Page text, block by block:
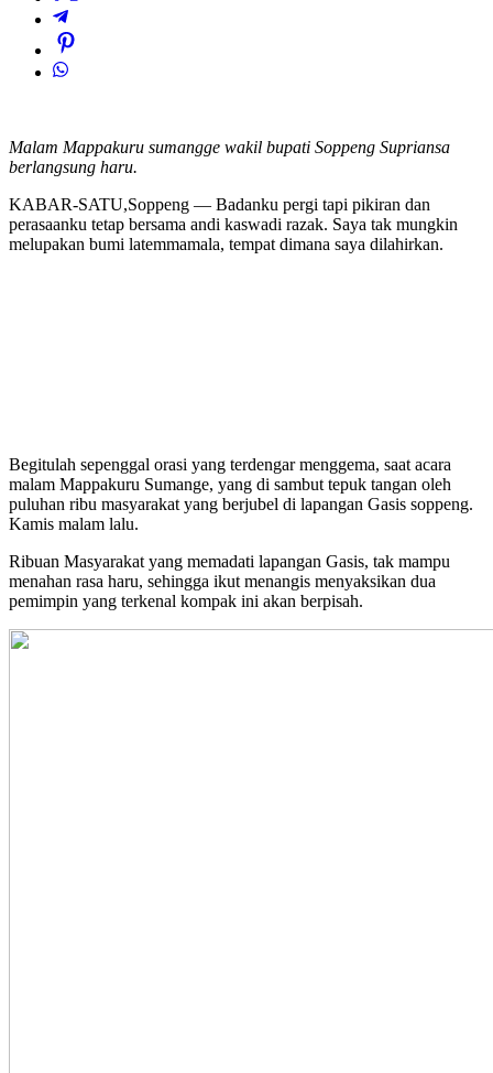
Malam Mappakuru sumangge wakil bupati Soppeng Supriansa
berlangsung haru.
KABAR-SATU,Soppeng — Badanku pergi tapi pikiran dan
perasaanku tetap bersama andi kaswadi razak. Saya tak mungkin
melupakan bumi latemmamala, tempat dimana saya dilahirkan.
Begitulah sepenggal orasi yang terdengar menggema, saat acara
malam Mappakuru Sumange, yang di sambut tepuk tangan oleh
puluhan ribu masyarakat yang berjubel di lapangan Gasis soppeng.
Kamis malam lalu.
Ribuan Masyarakat yang memadati lapangan Gasis, tak mampu
menahan rasa haru, sehingga ikut menangis menyaksikan dua
pemimpin yang terkenal kompak ini akan berpisah.